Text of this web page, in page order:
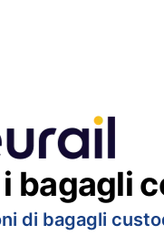
bagagli
di bagagli